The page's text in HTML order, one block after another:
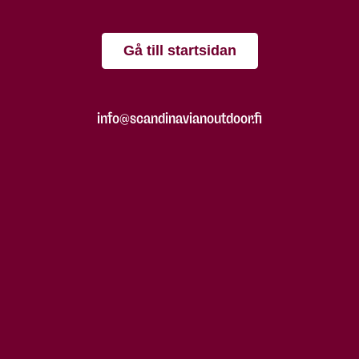
Gå till startsidan
info@scandinavianoutdoor.fi